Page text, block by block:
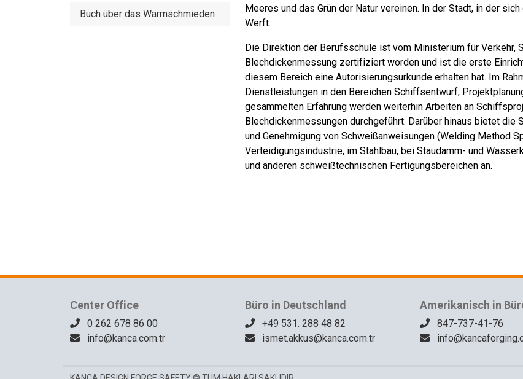
Buch über das Warmschmieden
Meeres und das Grün der Natur vereinen. In der Stadt, in der
Werft.
Die Direktion der Berufsschule ist vom Ministerium für Verkehr,
Blechdickenmessung zertifiziert worden und ist die erste
diesem Bereich eine Autorisierungsurkunde erhalten hat. Im
Dienstleistungen in den Bereichen Schiffsentwurf,
gesammelten Erfahrung werden weiterhin Arbeiten an
Blechdickenmessungen durchgeführt. Darüber hinaus bietet die
und Genehmigung von Schweißanweisungen (Welding Method
Verteidigungsindustrie, im Stahlbau, bei Staudamm- und
und anderen schweißtechnischen Fertigungsbereichen an.
Center Office
0 262 678 86 00
info@kanca.com.tr
Büro in Deutschland
+49 531. 288 48 82
ismet.akkus@kanca.com.tr
Amerikanisch in
847-737-41-76